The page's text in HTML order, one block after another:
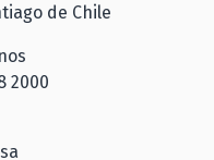
de Chile
2000